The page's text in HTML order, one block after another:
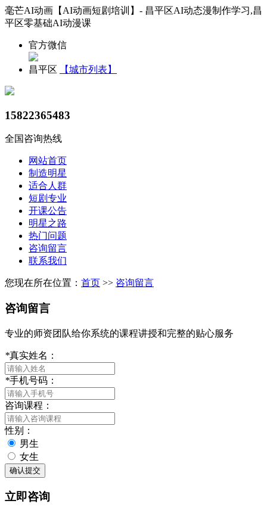
毫芒AI动画【AI动画短剧培训】- 昌平区AI动态漫制作学习,昌
平区零基础AI动漫课
官方微信
昌平区 【城市列表】
15822365483
全国咨询热线
网站首页
制造明星
适合人群
短剧专业
开课公告
明星之路
热门问题
咨询留言
联系我们
您现在所在位置： 首页 >> 咨询留言
咨询留言
专业的师资团队给你系统的课程讲授和完整的贴心服务
*真实姓名：
*手机号码：
咨询课程：
性别：
男生
女生
立即咨询